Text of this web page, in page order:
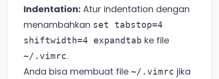
Indentation: Atur indentation dengan
menambahkan set tabstop=4
shiftwidth=4 expandtab ke file
~/.vimrc.
Anda bisa membuat file ~/.vimrc jika